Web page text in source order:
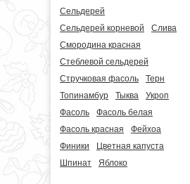
Сельдерей
Сельдерей корневой
Слива
Смородина красная
Стеблевой сельдерей
Стручковая фасоль
Терн
Топинамбур
Тыква
Укроп
Фасоль
Фасоль белая
Фасоль красная
Фейхоа
Финики
Цветная капуста
Шпинат
Яблоко